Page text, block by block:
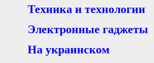
Техника и технологии
Электронные гаджеты
На украинском